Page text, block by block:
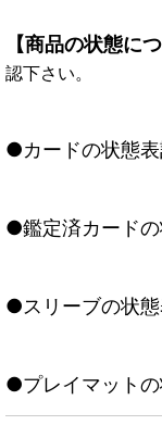
【商品の状態につ
認下さい。
●カードの状態
●鑑定済カード
●スリーブの状
●プレイマット